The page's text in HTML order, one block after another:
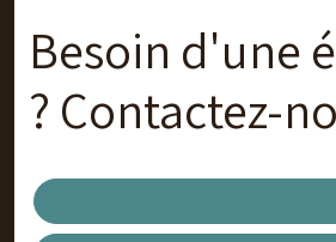
Besoin d'une
? Contactez-